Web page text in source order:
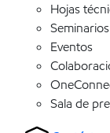
Hojas
Eventos
Sala de